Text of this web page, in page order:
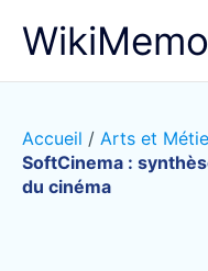
Accueil / Arts et
SoftCinema :
du cinéma